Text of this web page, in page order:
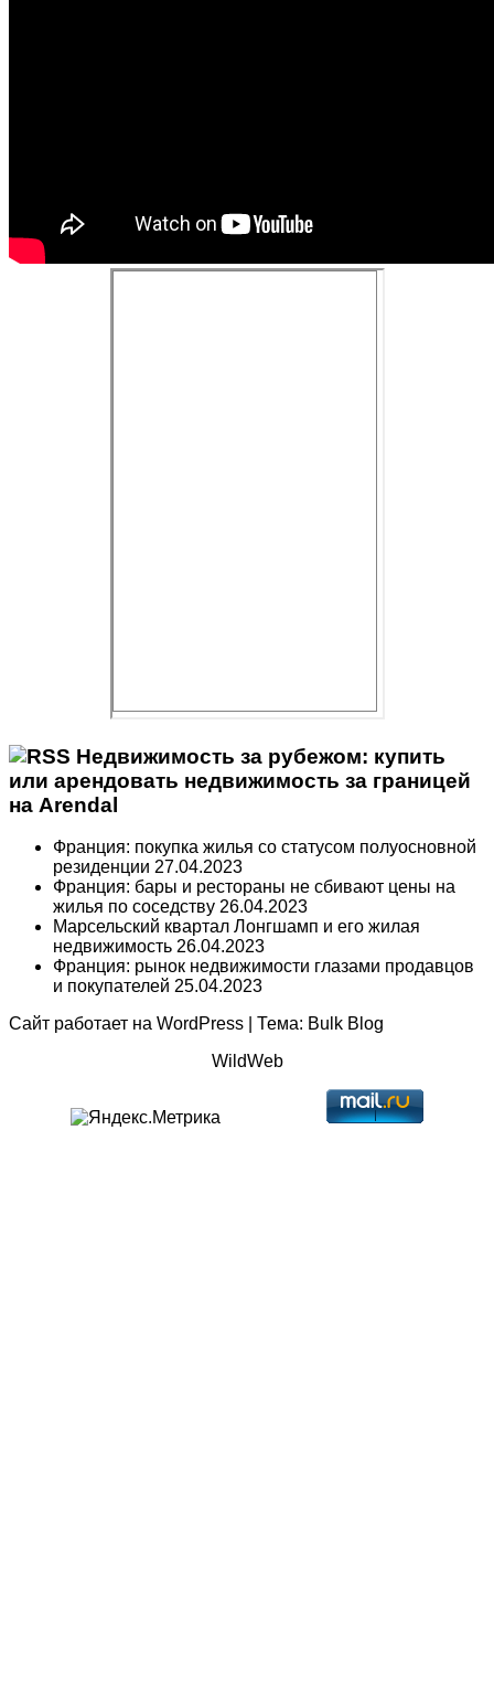
Недвижимость за рубежом: купить
или арендовать недвижимость за границей
на Arendal
Франция: покупка жилья со статусом полуосновной
резиденции 27.04.2023
Франция: бары и рестораны не сбивают цены на
жилья по соседству 26.04.2023
Марсельский квартал Лонгшамп и его жилая
недвижимость 26.04.2023
Франция: рынок недвижимости глазами продавцов
и покупателей 25.04.2023
Сайт работает на WordPress Тема: Bulk Blog
WildWeb